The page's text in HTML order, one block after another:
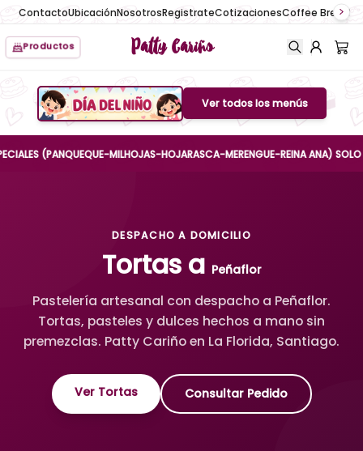
ContactoUbicaciónNosotrosRegistrateCotizacionesCoffee Break
Productos Patty Cariño
Boton de menu
Ver todos los menús
(PANQUEQUE-MILHOJAS-HOJARASCA-MERENGUE-REINA ANA) SOLO
DESPACHO A DOMICILIO
Tortas a Peñaflor
Pastelería artesanal con despacho a Peñaflor.
Tortas, pasteles y dulces hechos a mano sin
premezclas. Patty Cariño en La Florida, Santiago.
Ver Tortas Consultar Pedido